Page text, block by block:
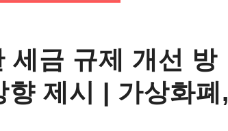
세금 규제 개선 방
제시 | 가상화폐,